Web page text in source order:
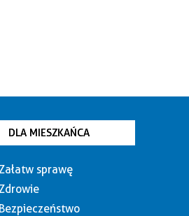
DLA MIESZKAŃCA
sprawę
Bezpieczeństwo